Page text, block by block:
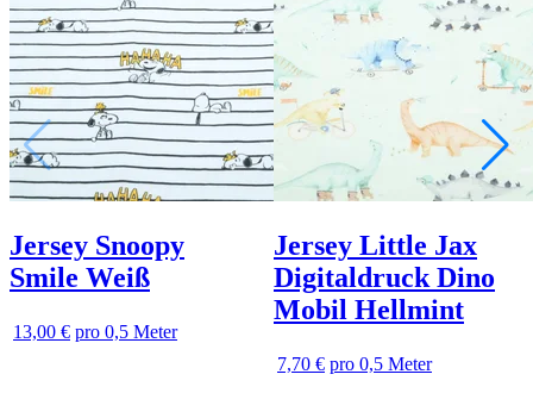
Jersey Snoopy
Smile Weiß
13,00 € pro 0,5 Meter
Jersey Little Jax
Digitaldruck Dino
Mobil Hellmint
7,70 € pro 0,5 Meter